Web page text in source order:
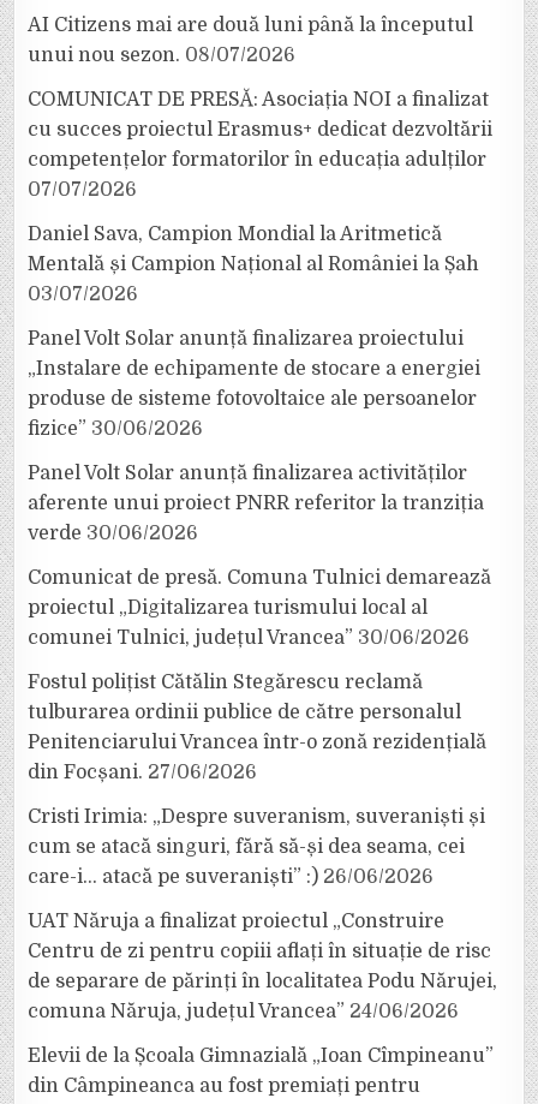
AI Citizens mai are două luni până la începutul
unui nou sezon. 08/07/2026
COMUNICAT DE PRESĂ: Asociația NOI a finalizat
cu succes proiectul Erasmus+ dedicat dezvoltării
competențelor formatorilor în educația adulților
07/07/2026
Daniel Sava, Campion Mondial la Aritmetică
Mentală și Campion Național al României la Șah
03/07/2026
Panel Volt Solar anunță finalizarea proiectului
„Instalare de echipamente de stocare a energiei
produse de sisteme fotovoltaice ale persoanelor
fizice” 30/06/2026
Panel Volt Solar anunță finalizarea activităților
aferente unui proiect PNRR referitor la tranziția
verde 30/06/2026
Comunicat de presă. Comuna Tulnici demarează
proiectul „Digitalizarea turismului local al
comunei Tulnici, județul Vrancea” 30/06/2026
Fostul polițist Cătălin Stegărescu reclamă
tulburarea ordinii publice de către personalul
Penitenciarului Vrancea într-o zonă rezidențială
din Focșani. 27/06/2026
Cristi Irimia: „Despre suveranism, suveraniști și
cum se atacă singuri, fără să-și dea seama, cei
care-i… atacă pe suveraniști” :) 26/06/2026
UAT Năruja a finalizat proiectul „Construire
Centru de zi pentru copiii aflați în situație de risc
de separare de părinți în localitatea Podu Nărujei,
comuna Năruja, județul Vrancea” 24/06/2026
Elevii de la Școala Gimnazială „Ioan Cîmpineanu”
din Câmpineanca au fost premiați pentru